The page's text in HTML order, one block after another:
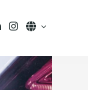
LinkedInInstagramLanguage